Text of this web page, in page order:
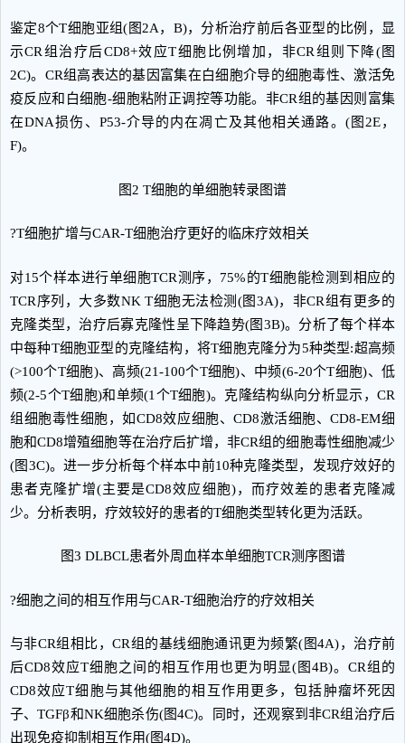
鉴定8个T细胞亚组(图2A，B)，分析治疗前后各亚型的比例，显
示CR组治疗后CD8+效应T细胞比例增加，非CR组则下降(图
2C)。CR组高表达的基因富集在白细胞介导的细胞毒性、激活免
疫反应和白细胞-细胞粘附正调控等功能。非CR组的基因则富集
在DNA损伤、P53-介导的内在凋亡及其他相关通路。(图2E，
F)。
图2 T细胞的单细胞转录图谱
?T细胞扩增与CAR-T细胞治疗更好的临床疗效相关
对15个样本进行单细胞TCR测序，75%的T细胞能检测到相应的
TCR序列，大多数NK T细胞无法检测(图3A)，非CR组有更多的
克隆类型，治疗后寡克隆性呈下降趋势(图3B)。分析了每个样本
中每种T细胞亚型的克隆结构，将T细胞克隆分为5种类型:超高频
(>100个T细胞)、高频(21-100个T细胞)、中频(6-20个T细胞)、低
频(2-5个T细胞)和单频(1个T细胞)。克隆结构纵向分析显示，CR
组细胞毒性细胞，如CD8效应细胞、CD8激活细胞、CD8-EM细
胞和CD8增殖细胞等在治疗后扩增，非CR组的细胞毒性细胞减少
(图3C)。进一步分析每个样本中前10种克隆类型，发现疗效好的
患者克隆扩增(主要是CD8效应细胞)，而疗效差的患者克隆减
少。分析表明，疗效较好的患者的T细胞类型转化更为活跃。
图3 DLBCL患者外周血样本单细胞TCR测序图谱
?细胞之间的相互作用与CAR-T细胞治疗的疗效相关
与非CR组相比，CR组的基线细胞通讯更为频繁(图4A)，治疗前
后CD8效应T细胞之间的相互作用也更为明显(图4B)。CR组的
CD8效应T细胞与其他细胞的相互作用更多，包括肿瘤坏死因
子、TGFβ和NK细胞杀伤(图4C)。同时，还观察到非CR组治疗后
出现免疫抑制相互作用(图4D)。